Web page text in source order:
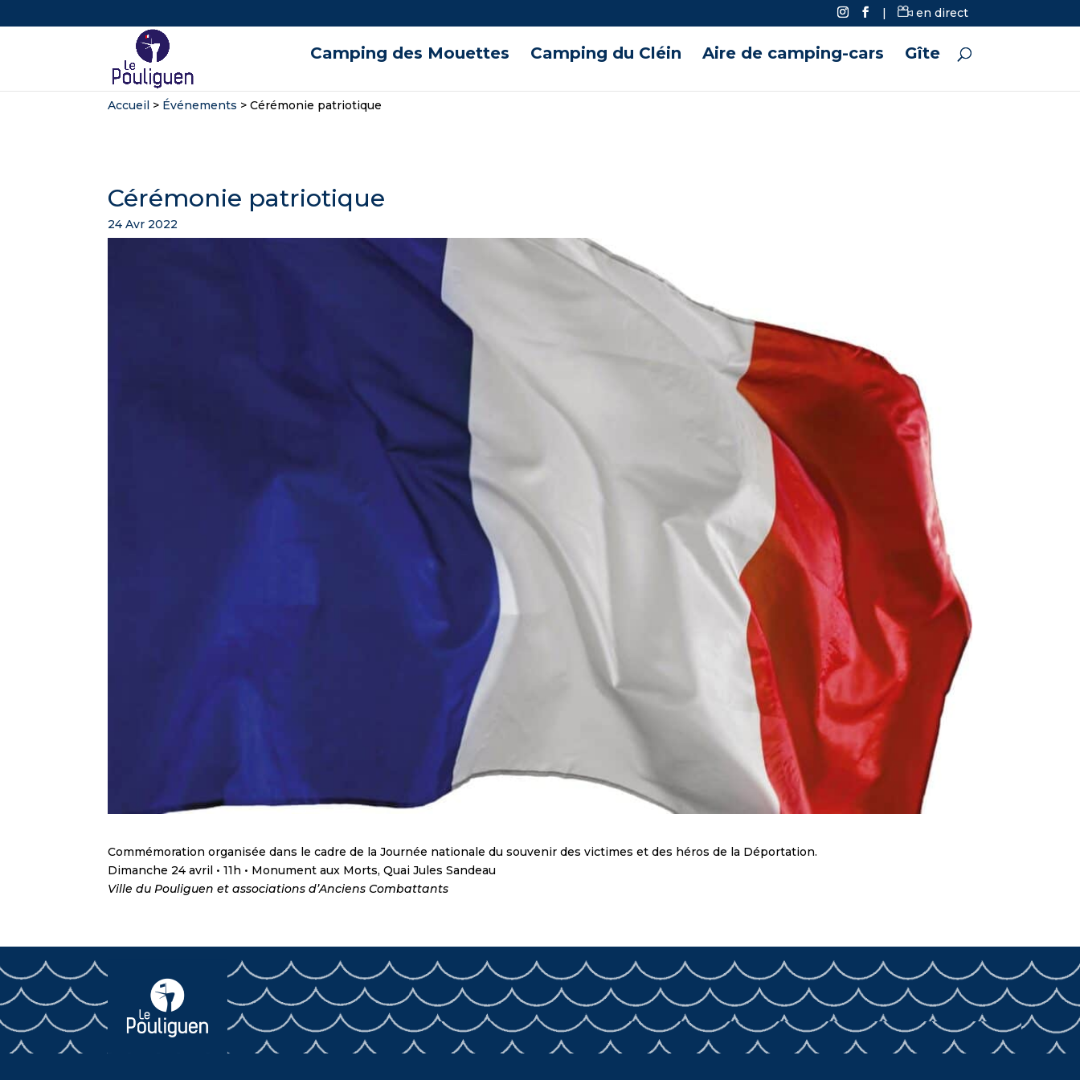
| en direct
Camping des Mouettes Camping du Cléin Aire de camping-cars Gîte
Accueil > Événements >Cérémonie patriotique
Cérémonie patriotique
24 Avr 2022
Commémoration organisée dans le cadre de la Journée nationale du souvenir des victimes et des héros de la Déportation.
Dimanche 24 avril • 11h • Monument aux Morts, Quai Jules Sandeau
Ville du Pouliguen et associations d’Anciens Combattants